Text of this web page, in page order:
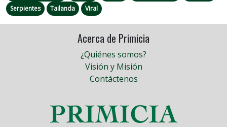
Serpientes
Tailanda Viral
Acerca de Primicia
¿Quiénes somos?
Visión y Misión
Contáctenos